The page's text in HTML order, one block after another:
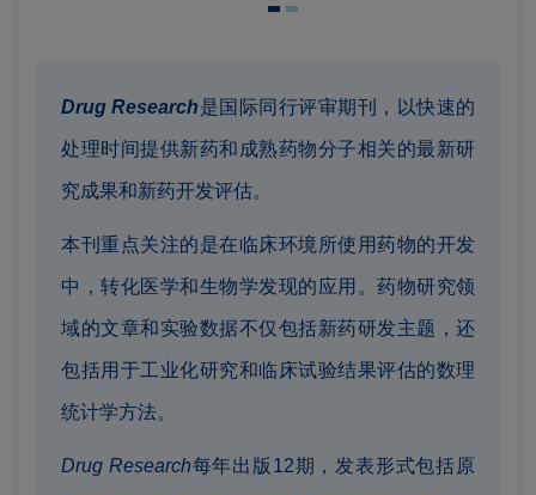
Drug Research是国际同行评审期刊，以快速的
处理时间提供新药和成熟药物分子相关的最新研
究成果和新药开发评估。
本刊重点关注的是在临床环境所使用药物的开发
中，转化医学和生物学发现的应用。药物研究领
域的文章和实验数据不仅包括新药研发主题，还
包括用于工业化研究和临床试验结果评估的数理
统计学方法。
Drug Research每年出版12期，发表形式包括原